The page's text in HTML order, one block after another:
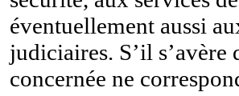
éventuellement aussi
judiciaires. S’il s’avère
concernée ne